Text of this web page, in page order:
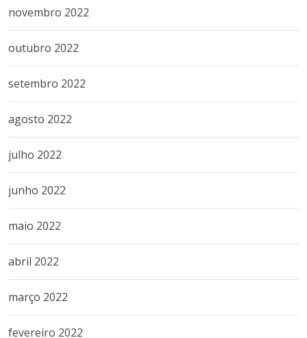
novembro 2022
outubro 2022
setembro 2022
agosto 2022
julho 2022
junho 2022
maio 2022
abril 2022
março 2022
fevereiro 2022